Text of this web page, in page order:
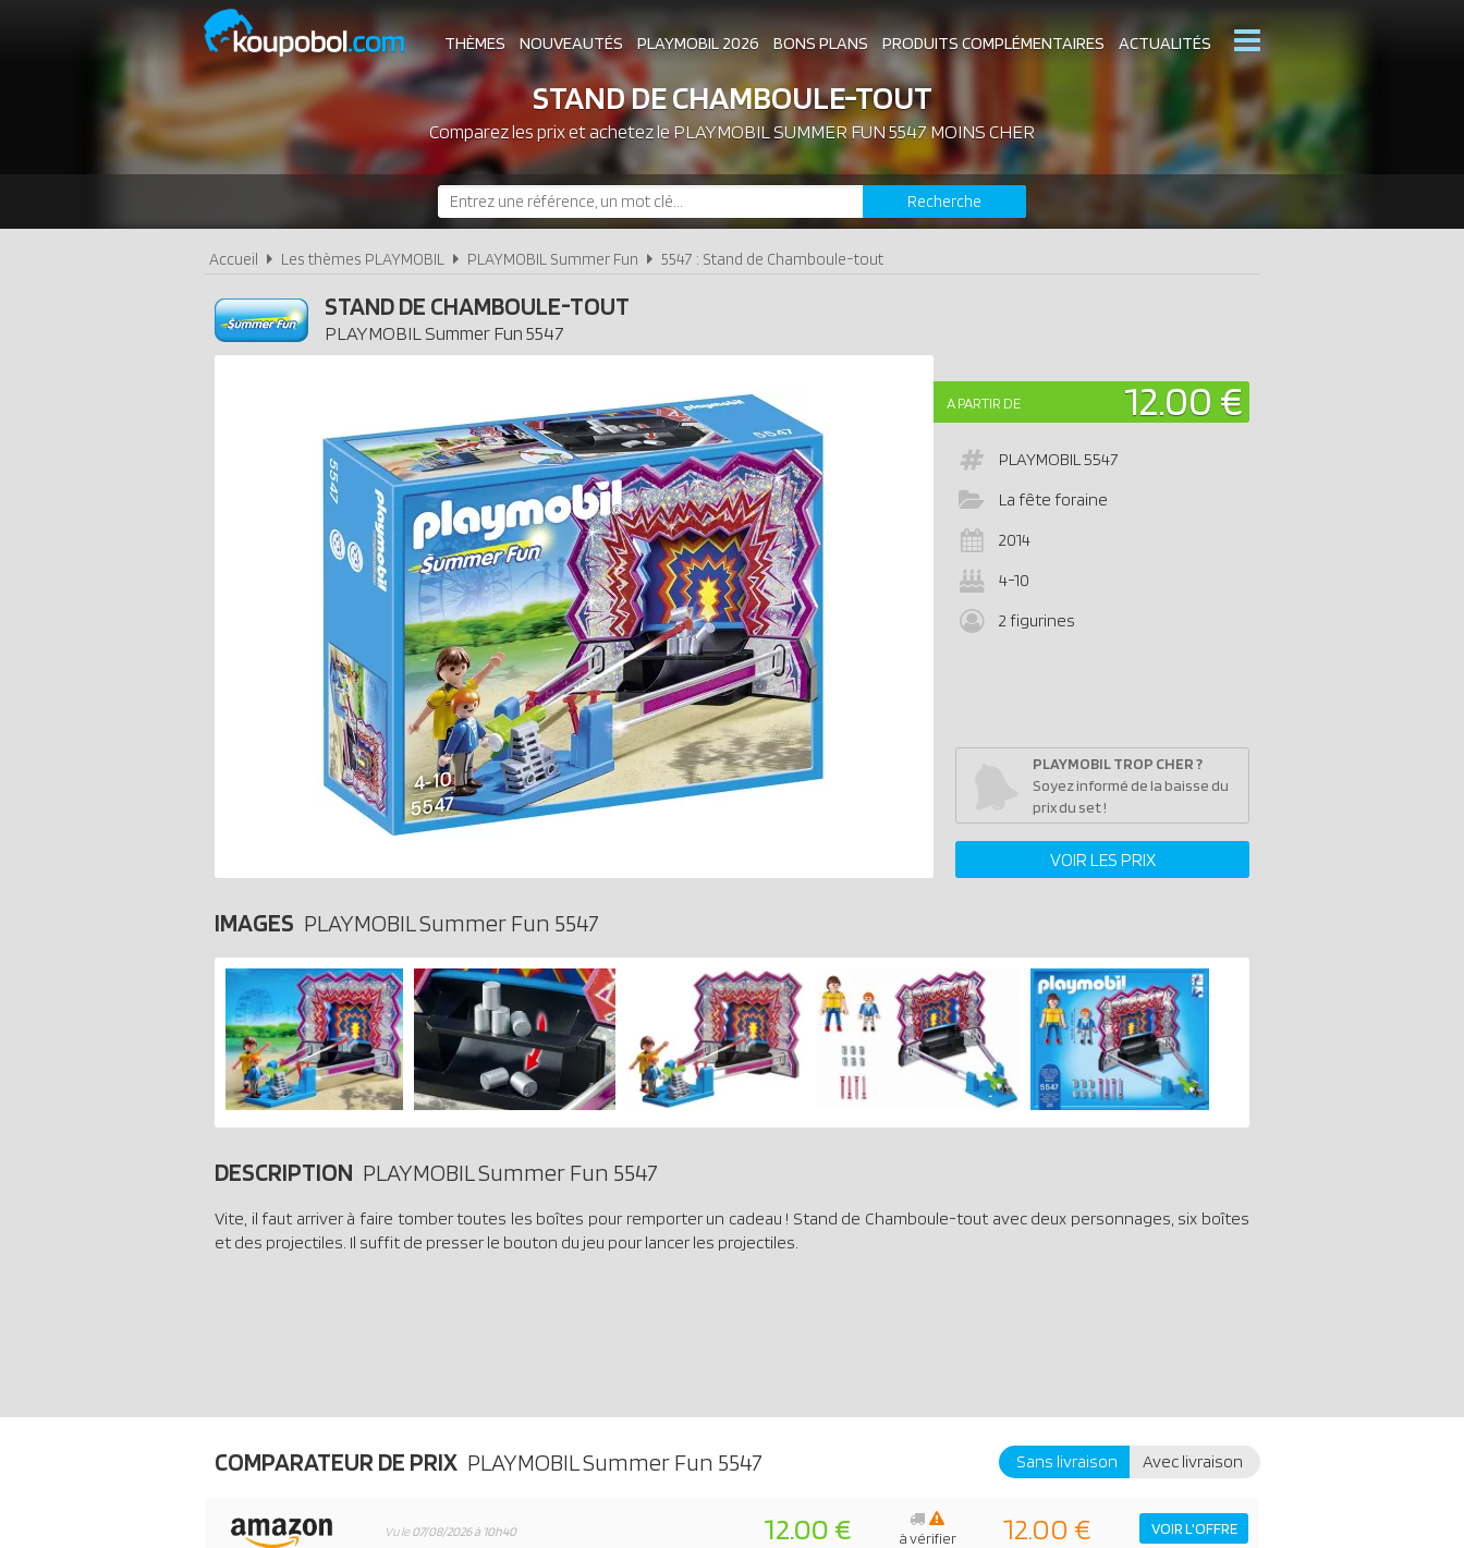
THÈMES NOUVEAUTÉS PLAYMOBIL 2026 BONS PLANS PRODUITS COMPLÉMENTAIRES ACTUALITÉS
ASSOCIATIONS DE FANS EXPOSITIONS PLAYMOBIL CATALOGUES PLAYMOBIL
LES PLAYMOBIL LES PLUS CHERS DERNIERS PLAYMOBIL AJOUTÉS
STAND DE CHAMBOULE-TOUT
Comparez les prix et achetez lePLAYMOBIL SUMMER FUN 5547 MOINS CHER
Recherche
Accueil Les thèmes PLAYMOBIL PLAYMOBIL Summer Fun 5547 : Stand de Chamboule-tout
STAND DE CHAMBOULE-TOUT
PLAYMOBIL Summer Fun5547
A PARTIR DE 12.00 €
PLAYMOBIL5547
La fête foraine
2014
4-10
2 figurines
PLAYMOBIL TROP CHER ?
Soyez informé de la baisse du
prix du set !
VOIR LES PRIX
IMAGES PLAYMOBIL Summer Fun 5547
DESCRIPTION PLAYMOBIL Summer Fun 5547
Vite, il faut arriver à faire tomber toutes les boîtes pour remporter un cadeau ! Stand de Chamboule-tout avec deux personnages, six boîtes
et des projectiles. Il suffit de presser le bouton du jeu pour lancer les projectiles.
COMPARATEUR DE PRIX PLAYMOBIL Summer Fun 5547 Sans livraison Avec livraison
Vu le07/08/2026 à 10h40 12.00 € 12.00 € VOIR L'OFFRE
à vérifier